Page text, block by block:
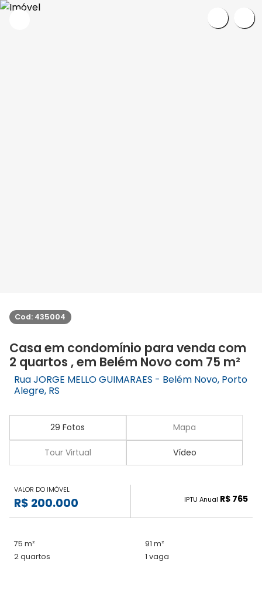
Cod: 435004
Casa em condomínio para venda com
2 quartos , em Belém Novo com 75 m²
Rua JORGE MELLO GUIMARAES - Belém Novo, Porto
Alegre, RS
29 Fotos Mapa
Tour Virtual Vídeo
VALOR DO IMÓVEL
R$ 200.000 IPTU Anual R$ 765
75 m²
91 m²
2 quartos
1 vaga